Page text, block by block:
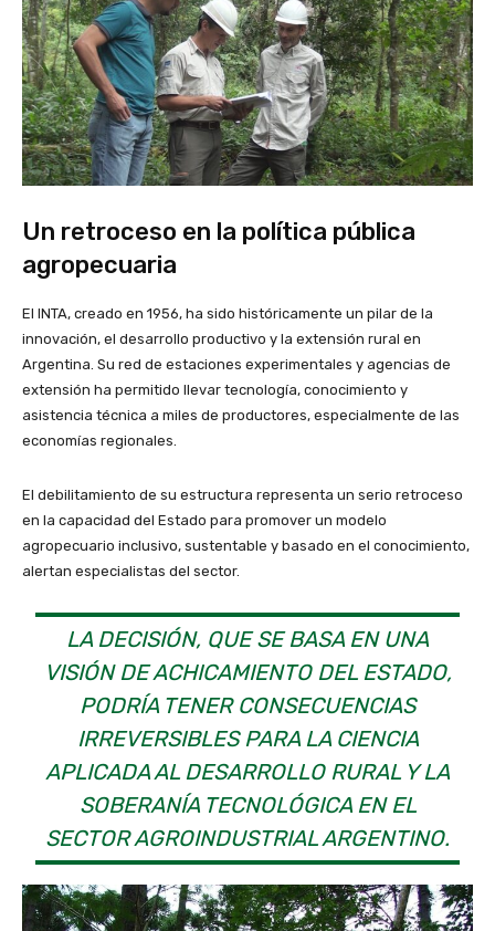
Un retroceso en la política pública
agropecuaria
El INTA, creado en 1956, ha sido históricamente un pilar de la
innovación, el desarrollo productivo y la extensión rural en
Argentina. Su red de estaciones experimentales y agencias de
extensión ha permitido llevar tecnología, conocimiento y
asistencia técnica a miles de productores, especialmente de las
economías regionales.
El debilitamiento de su estructura representa un serio retroceso
en la capacidad del Estado para promover un modelo
agropecuario inclusivo, sustentable y basado en el conocimiento,
alertan especialistas del sector.
LA DECISIÓN, QUE SE BASA EN UNA
VISIÓN DE ACHICAMIENTO DEL ESTADO,
PODRÍA TENER CONSECUENCIAS
IRREVERSIBLES PARA LA CIENCIA
APLICADA AL DESARROLLO RURAL Y LA
SOBERANÍA TECNOLÓGICA EN EL
SECTOR AGROINDUSTRIAL ARGENTINO.